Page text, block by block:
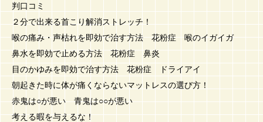
判口コミ
２分で出来る首こり解消ストレッチ！
喉の痛み・声枯れを即効で治す方法 花粉症 喉のイガイガ
鼻水を即効で止める方法 花粉症 鼻炎
目のかゆみを即効で治す方法 花粉症 ドライアイ
朝起きた時に体が痛くならないマットレスの選び方！
赤鬼は○が悪い 青鬼は○○が悪い
考える暇を与えるな！